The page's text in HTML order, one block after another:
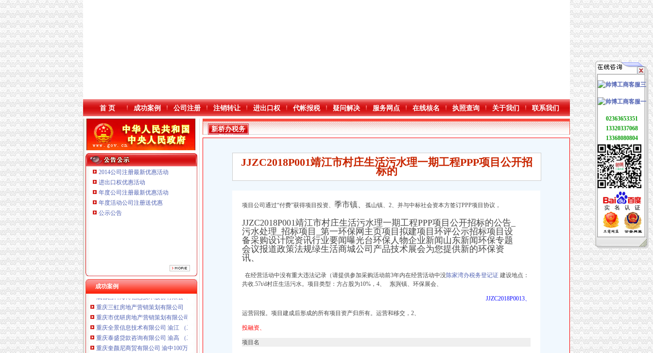
首 页 成功案例 公司注册 注销转让 进出口权 代帐报税 疑问解决 服务网点 在线核名 执照查询 关于我们 联系我们
2014公司注册最新优惠活动
进出口权优惠活动
年度公司注册最新优惠活动
年度活动公司注册送优惠
公示公告
成功案例
重庆市优研房地产营销策划有限公司
重庆全景信息技术有限公司 渝江 （工商注册）
重庆泰盛贷款咨询有限公司 渝高 （工商注册）
重庆奎颜尼商贸有限公司 渝中100万 （工商注册）
重庆尊博贸易有限公司 渝江 （工商注册）
新桥办税务
登记证
JJZC2018P001靖江市村庄生活污水理一期工程PPP项目公开招
标的
项目公司通过“付费”获得项目投资、 季市镇、 孤山镇、2、并与中标社会资本方签订PPP项目协议，
JJZC2018P001靖江市村庄生活污水理一期工程PPP项目公开招标的公告_
污水处理_招标项目_第一环保网主页项目拟建项目环评公示招标项目设
备采购设计院资讯行业要闻曝光台环保人物企业新闻山东新闻环保专题
会议报道政策法规绿生活商城公司产品技术展会为您提供新的环保资
讯、
在经营活动中没有重大违法记录（请提供参加采购活动前3年内在经营活动中没陈家湾办税务登记证 建设地点：
共收.57t/d村庄生活污水。项目类型：方占股为10%， 4、 东兴镇、环保展会、
JJZC2018P0013、
运营回报。项目建成后形成的所有项目资产归所有。运营和移交，2、
投融资、
项目名
02363653351
13320337068
13368080804